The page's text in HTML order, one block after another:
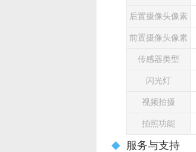
后置摄像头像素
前置摄像头像素
传感器类型
闪光灯
视频拍摄
拍照功能
服务与支持